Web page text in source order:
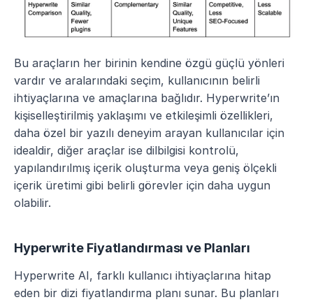
Bu araçların her birinin kendine özgü güçlü yönleri
vardır ve aralarındaki seçim, kullanıcının belirli
ihtiyaçlarına ve amaçlarına bağlıdır. Hyperwrite’ın
kişiselleştirilmiş yaklaşımı ve etkileşimli özellikleri,
daha özel bir yazılı deneyim arayan kullanıcılar için
idealdir, diğer araçlar ise dilbilgisi kontrolü,
yapılandırılmış içerik oluşturma veya geniş ölçekli
içerik üretimi gibi belirli görevler için daha uygun
olabilir.
Hyperwrite Fiyatlandırması ve Planları
Hyperwrite AI, farklı kullanıcı ihtiyaçlarına hitap
eden bir dizi fiyatlandırma planı sunar. Bu planları